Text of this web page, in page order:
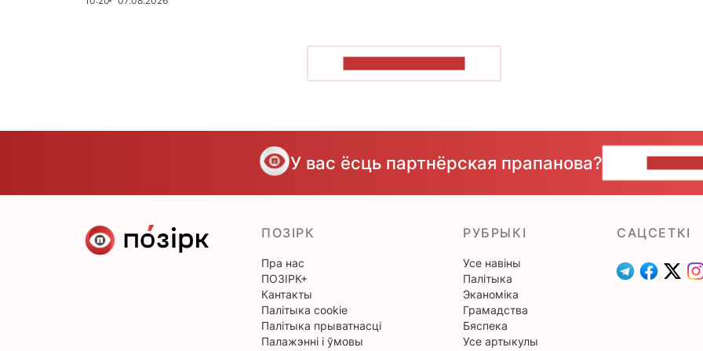
У вас ёсць партнёрская прапанова?
ПОЗІРК
Пра нас
ПОЗІРК+
Кантакты
Палітыка cookie
Палітыка прыватнасці
Палажэнні і ўмовы
РУБРЫКІ
Усе навіны
Палітыка
Эканоміка
Грамадства
Бяспека
Усе артыкулы
САЦСЕТКІ